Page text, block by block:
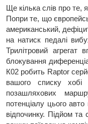
Ще кілька слів про те,
Попри те, що
американський,
на натиск педалі
Трилітровий агрегат
блокування
К02 робить Raptor
вашого списку
позашляхових
потенціалу цього
відпочинку. Підйом та